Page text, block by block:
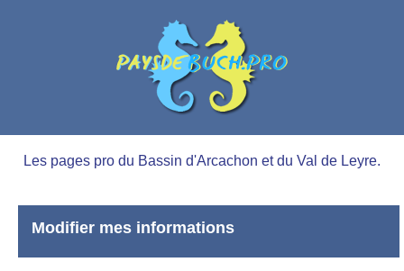
Les pages pro du Bassin d'Arcachon et du Val de Leyre.
Modifier mes informations